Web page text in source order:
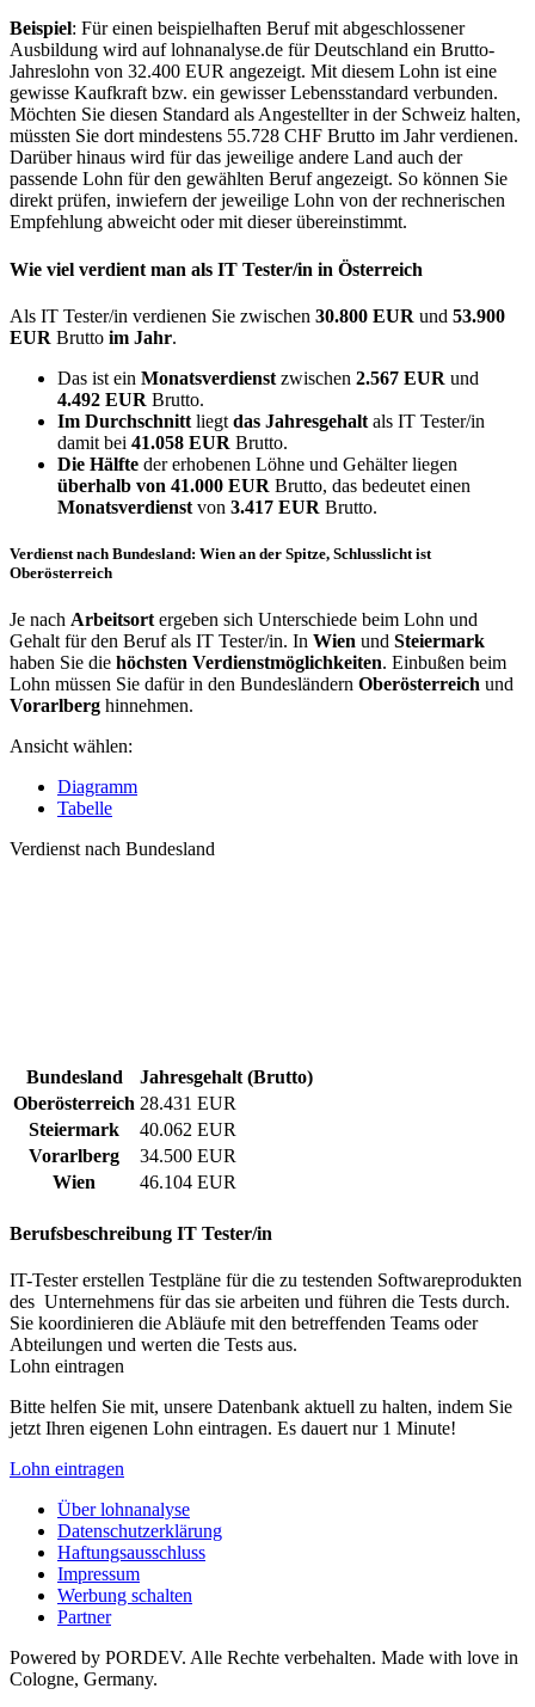
Beispiel: Für einen beispielhaften Beruf mit abgeschlossener
Ausbildung wird auf lohnanalyse.de für Deutschland ein Brutto-
Jahreslohn von 32.400 EUR angezeigt. Mit diesem Lohn ist eine
gewisse Kaufkraft bzw. ein gewisser Lebensstandard verbunden.
Möchten Sie diesen Standard als Angestellter in der Schweiz halten,
müssten Sie dort mindestens 55.728 CHF Brutto im Jahr verdienen.
Darüber hinaus wird für das jeweilige andere Land auch der
passende Lohn für den gewählten Beruf angezeigt. So können Sie
direkt prüfen, inwiefern der jeweilige Lohn von der rechnerischen
Empfehlung abweicht oder mit dieser übereinstimmt.
Wie viel verdient man als IT Tester/in in Österreich
Als IT Tester/in verdienen Sie zwischen 30.800 EUR und 53.900
EUR Brutto im Jahr.
Das ist ein Monatsverdienst zwischen 2.567 EUR und
4.492 EUR Brutto.
Im Durchschnitt liegt das Jahresgehalt als IT Tester/in
damit bei 41.058 EUR Brutto.
Die Hälfte der erhobenen Löhne und Gehälter liegen
überhalb von 41.000 EUR Brutto, das bedeutet einen
Monatsverdienst von 3.417 EUR Brutto.
Verdienst nach Bundesland: Wien an der Spitze, Schlusslicht ist
Oberösterreich
Je nach Arbeitsort ergeben sich Unterschiede beim Lohn und
Gehalt für den Beruf als IT Tester/in. In Wien und Steiermark
haben Sie die höchsten Verdienstmöglichkeiten. Einbußen beim
Lohn müssen Sie dafür in den Bundesländern Oberösterreich und
Vorarlberg hinnehmen.
Ansicht wählen:
Diagramm
Tabelle
Verdienst nach Bundesland
Bundesland
Jahresgehalt (Brutto)
Oberösterreich 28.431 EUR
Steiermark
40.062 EUR
Vorarlberg
34.500 EUR
Wien
46.104 EUR
Berufsbeschreibung IT Tester/in
IT-Tester erstellen Testpläne für die zu testenden Softwareprodukten
des Unternehmens für das sie arbeiten und führen die Tests durch.
Sie koordinieren die Abläufe mit den betreffenden Teams oder
Abteilungen und werten die Tests aus.
Lohn eintragen
Bitte helfen Sie mit, unsere Datenbank aktuell zu halten, indem Sie
jetzt Ihren eigenen Lohn eintragen. Es dauert nur 1 Minute!
Lohn eintragen
Über lohnanalyse
Datenschutzerklärung
Haftungsausschluss
Impressum
Werbung schalten
Partner
Powered by PORDEV. Alle Rechte verbehalten. Made with love in
Cologne, Germany.